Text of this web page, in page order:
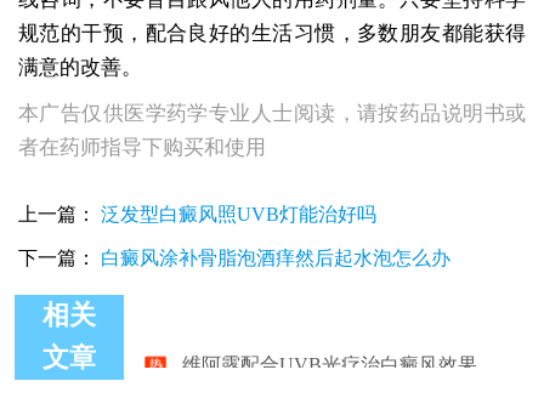
规范的干预，配合良好的生活习惯，多数朋友都能获得
满意的改善。
本广告仅供医学药学专业人士阅读，请按药品说明书或
者在药师指导下购买和使用
上一篇： 泛发型白癜风照UVB灯能治好吗
下一篇： 白癜风涂补骨脂泡酒痒然后起水泡怎么办
相关
文章